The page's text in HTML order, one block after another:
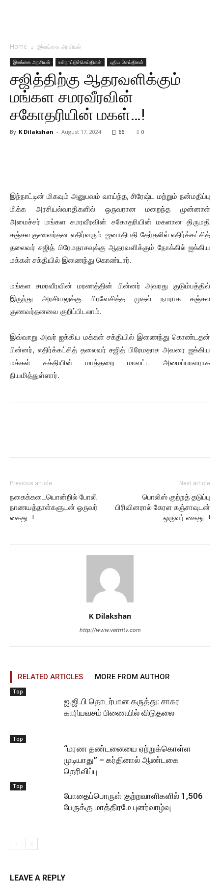
Home இலங்கை அரசியல்
இலங்கை அரசியல் உள்நாட்டுச்செய்திகள் புதிய செய்திகள்
சஜித்திற்கு ஆதரவளிக்கும்
மங்கள சமரவீரவின்
சகோதரியின் மகள்…!
By K Dilakshan - August 17, 2024 66 0
இந்நாட்டின் மிகவும் அனுபவம் வாய்ந்த, சிரேஷ்ட மற்றும் நன்மதிப்பு
மிக்க அரசியல்வாதிகளில் ஒருவரான மறைந்த முன்னாள்
அமைச்சர் மங்கள சமரவீரவின் சகோதரியின் மகளான திருமதி
சஞ்சல குணவர்தன எதிர்வரும் ஜனாதிபதி தேர்தலில் எதிர்க்கட்சித்
தலைவர் சஜித் பிரேமதாசவுக்கு ஆதரவளிக்கும் நோக்கில் ஐக்கிய
மக்கள் சக்தியில் இணைந்து கொண்டார்.
மங்கள சமரவீரவின் மரணத்தின் பின்னர் அவரது குடும்பத்தில்
இருந்து அரசியலுக்கு பிரவேசித்த முதல் நபராக சஞ்சல
குணவர்தனவை குறிப்பிடலாம்.
இவ்வாறு அவர் ஐக்கிய மக்கள் சக்தியில் இணைந்து கொண்டதன்
பின்னர், எதிர்க்கட்சித் தலைவர் சஜித் பிரேமதாச அவரை ஐக்கிய
மக்கள் சக்தியின் மாத்தறை மாவட்ட அமைப்பாளராக
நியமித்துள்ளார்.
Previous article
நகைக்கடையொன்றில் போலி
நாணயத்தாள்களுடன் ஒருவர்
கைது…!
Next article
பொலிஸ் குற்றத் தடுப்பு
பிரிவினரால் கேரள கஞ்சாவுடன்
ஒருவர் கைது…!
K Dilakshan
http://www.vettritv.com
RELATED ARTICLES MORE FROM AUTHOR
Top
ஐ.ஜி.பி தொடர்பான கருத்து: சாகர
காரியவசம் பிணையில் விடுதலை
Top
“மரண தண்டனையை ஏற்றுக்கொள்ள
முடியாது” – கர்தினால் ஆண்டகை
தெரிவிப்பு
Top
போதைப்பொருள் குற்றவாளிகளில் 1,506
பேருக்கு மாத்திரமே புனர்வாழ்வு
LEAVE A REPLY